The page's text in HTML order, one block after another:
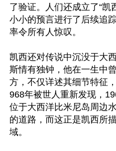
了验证。人们还成立了“凯
小小的预言进行了后续追
率令所有人惊叹。
凯西还对传说中沉没于大
斯情有独钟，他在一生中
方，不仅详述其细节特征
968年被世人重新发现，
位于大西洋比米尼岛周边
的道路，而这正是凯西所
域。